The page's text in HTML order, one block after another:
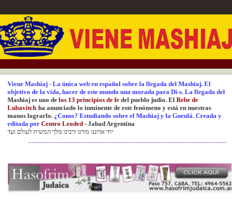
Viene Mashíaj - La única web en español sobre la llegada del Mashiaj. El
objetivo de la vida, hacer de este mundo una morada para Di-s. La llegada del
Mashiaj es uno de los 13 principios de fe del pueblo judío. El Rebe de
Lubavitch ha anunciado lo inminente de este fenómeno y está en nuestras
manos lograrlo. ¿Como? Estudiando sobre el Mashiaj y la Gueulá. Creada y
editada por Centro Leoded - Jabad Argentina
יחי אדוננו מורנו ורבינו מלך המשיח לעולם ועד